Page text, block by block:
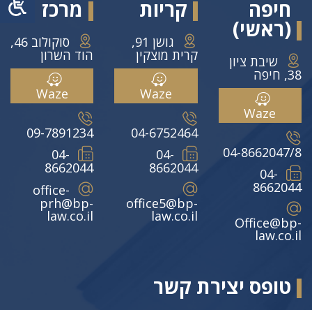
חיפה
(ראשי)
שיבת ציון
38, חיפה
Waze
04-8662047/8
04-
8662044
Office@bp-
law.co.il
קריות
גושן 91,
קרית מוצקין
Waze
04-6752464
04-
8662044
office5@bp-
law.co.il
מרכז
סוקולוב 46,
הוד השרון
Waze
09-7891234
04-
8662044
office-
prh@bp-
law.co.il
טופס יצירת קשר